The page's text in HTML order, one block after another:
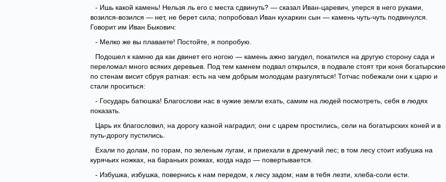
- Ишь какой камень! Нельзя ль его с места сдвинуть? — сказал Иван-царевич, уперся в него руками,
возился-возился — нет, не берет сила; попробовал Иван кухаркин сын — камень чуть-чуть подвинулся.
Говорит им Иван Быкович:
- Мелко же вы плаваете! Постойте, я попробую.
Подошел к камню да как двинет его ногою — камень ажно загудел, покатился на другую сторону сада и
переломал много всяких деревьев. Под тем камнем подвал открылся, в подвале стоят три коня богатырские,
по стенам висит сбруя ратная: есть на чем добрым молодцам разгуляться! Тотчас побежали они к царю и
стали проситься:
- Государь батюшка! Благослови нас в чужие земли ехать, самим на людей посмотреть, себя в людях
показать.
Царь их благословил, на дорогу казной наградил; они с царем простились, сели на богатырских коней и в
путь-дорогу пустились.
Ехали по долам, по горам, по зеленым лугам, и приехали в дремучий лес; в том лесу стоит избушка на
курячьих ножках, на бараньих рожках, когда надо — повертывается.
- Избушка, избушка, повернись к нам передом, к лесу задом; нам в тебя лезти, хлеба-соли ести.